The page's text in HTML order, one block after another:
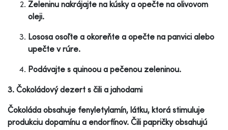
Zeleninu nakrájajte na kúsky a opečte na olivovom
oleji.
Lososa osoľte a okoreňte a opečte na panvici alebo
upečte v rúre.
Podávajte s quinoou a pečenou zeleninou.
3. Čokoládový dezert s čili a jahodami
Čokoláda obsahuje fenyletylamín, látku, ktorá stimuluje
produkciu dopamínu a endorfínov. Čili papričky obsahujú